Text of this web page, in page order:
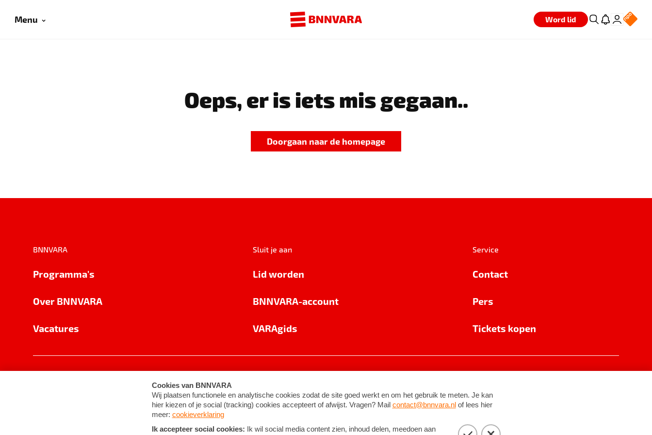
Menu Word lid
Oeps, er is iets mis gegaan..
Doorgaan naar de homepage
BNNVARA
Programma's
Over BNNVARA
Vacatures
Sluit je aan
Lid worden
BNNVARA-account
VARAgids
Service
Contact
Pers
Tickets kopen
Cookie-instellingen Algemene voorwaarden ©2026BNNVARA